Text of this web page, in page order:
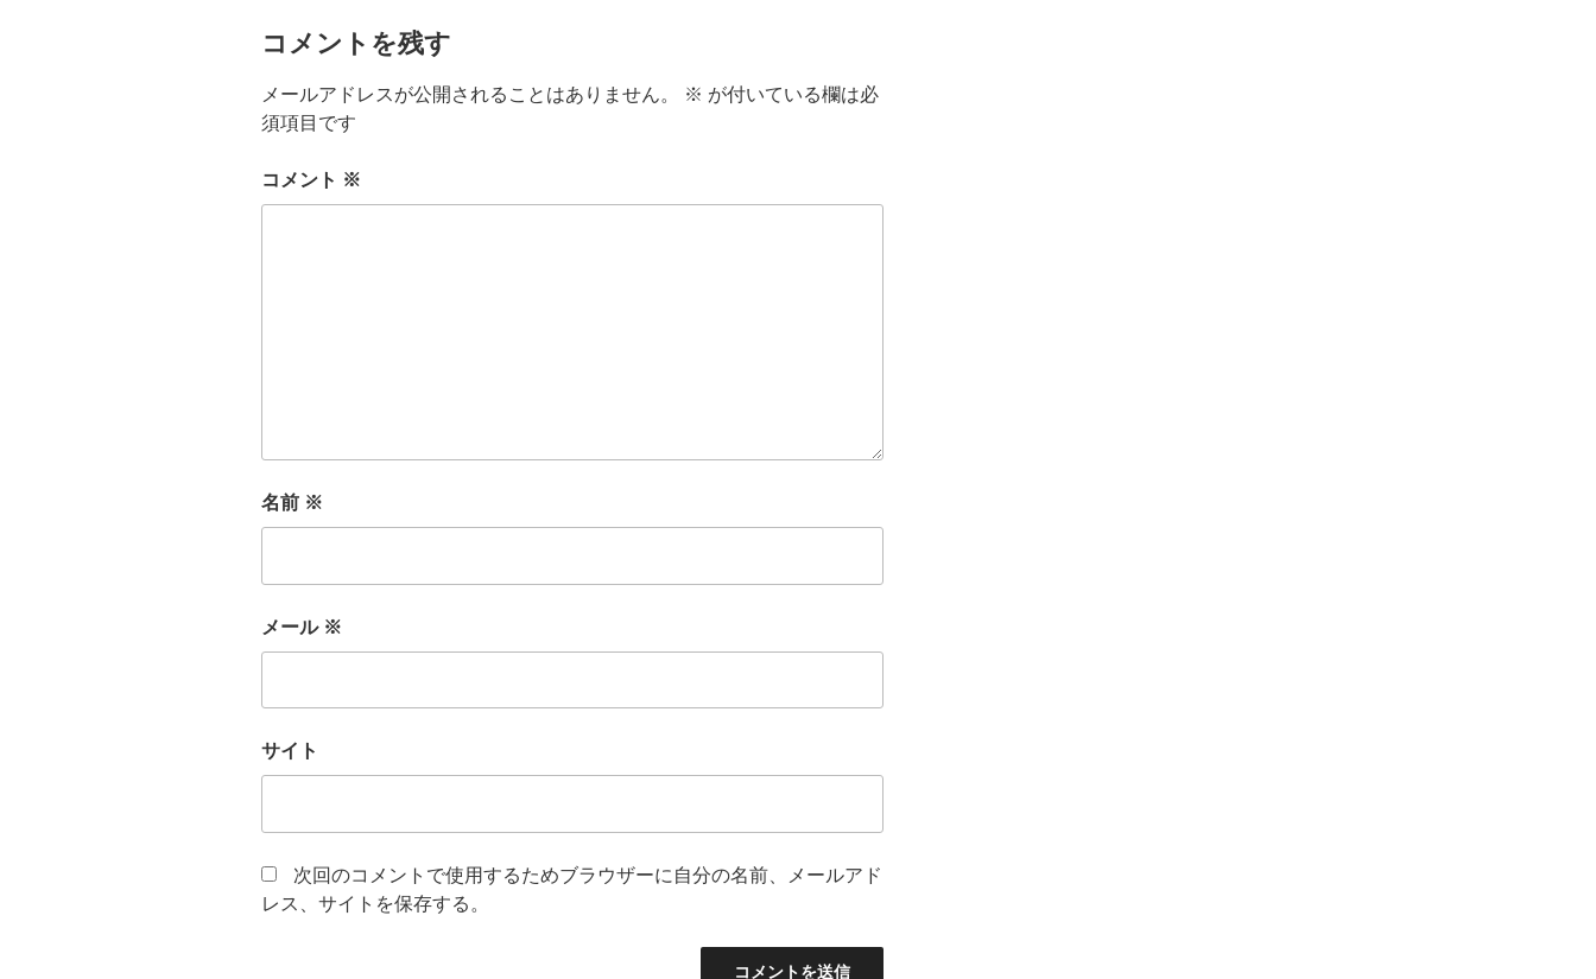
コメントを残す
メールアドレスが公開されることはありません。 ※ が付いている欄は必
須項目です
コメント ※
名前 ※
メール ※
サイト
次回のコメントで使用するためブラウザーに自分の名前、メールアド
レス、サイトを保存する。